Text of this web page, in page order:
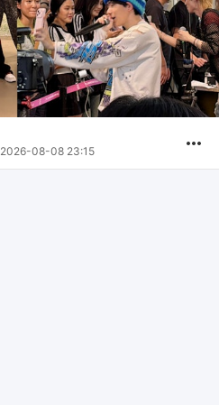
2026-08-08 23:15